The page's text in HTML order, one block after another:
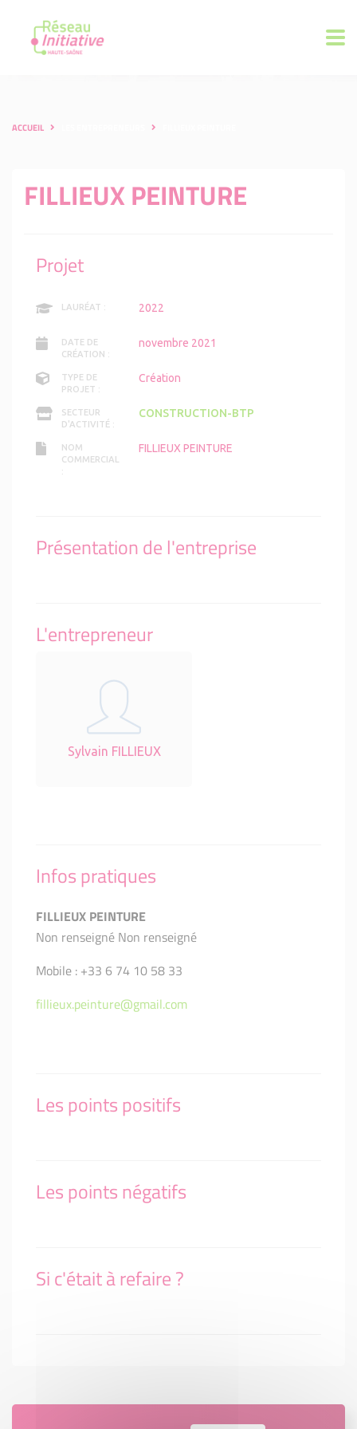
ACCUEIL
FILLIEUX PEINTURE
Projet
LAURÉAT : 2022
DATE DE
CRÉATION :
novembre 2021
TYPE DE
PROJET :
Création
SECTEUR
D'ACTIVITÉ :
CONSTRUCTION-BTP
NOM
COMMERCIAL
:
FILLIEUX PEINTURE
Présentation de l'entreprise
L'entrepreneur
Sylvain FILLIEUX
Infos pratiques
FILLIEUX PEINTURE
Non renseigné Non renseigné
Mobile : +33 6 74 10 58 33
fillieux.peinture@gmail.com
Les points positifs
Les points négatifs
Si c'était à refaire ?